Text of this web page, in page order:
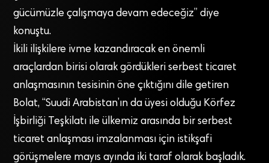
gücümüzle çalışmaya devam edeceğiz” diye
konuştu.
İkili ilişkilere ivme kazandıracak en önemli
araçlardan birisi olarak gördükleri serbest ticaret
anlaşmasının tesisinin öne çıktığını dile getiren
Bolat, “Suudi Arabistan’ın da üyesi olduğu Körfez
İşbirliği Teşkilatı ile ülkemiz arasında bir serbest
ticaret anlaşması imzalanması için istikşafi
görüşmelere mayıs ayında iki taraf olarak başladık.